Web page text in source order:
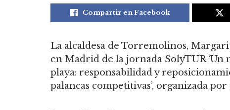
Compartir en Facebook
La alcaldesa de Torremolinos,
en Madrid de la jornada SolyTUR
playa: responsabilidad y
palancas competitivas’, organizada